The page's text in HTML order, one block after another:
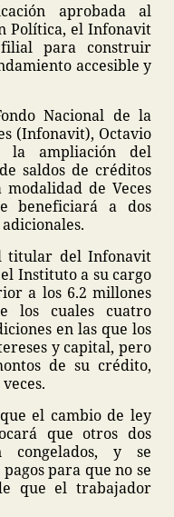
aprobada al
Política, el Infonavit
para construir
accesible y
Nacional de la
(Infonavit), Octavio
la ampliación del
saldos de créditos
de Veces
beneficiará a dos
titular del Infonavit
Instituto a su cargo
a los 6.2 millones
los cuales cuatro
en las que los
y capital, pero
de su crédito,
el cambio de ley
que otros dos
congelados, y se
para que no se
que el trabajador